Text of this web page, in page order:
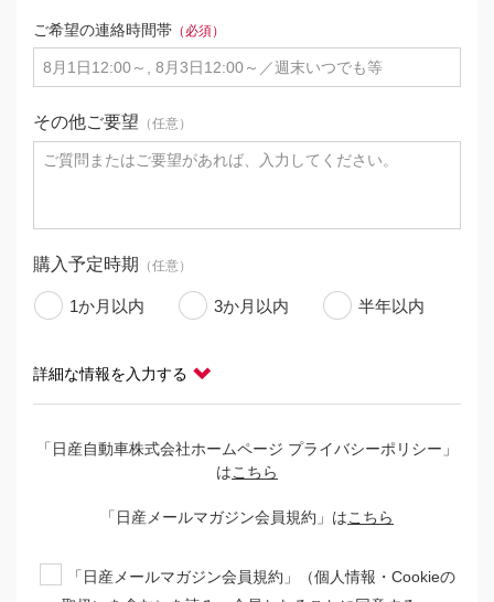
ご希望の連絡時間帯 （必須）
その他ご要望 （任意）
購入予定時期 （任意）
1か月以内 3か月以内 半年以内
下取り車（任意）
あり なし
支払い方法
詳細な情報を入力する
「日産自動車株式会社ホームページ プライバシーポリシー」
はこちら
「日産メールマガジン会員規約」はこちら
「日産メールマガジン会員規約」（個人情報・Cookieの